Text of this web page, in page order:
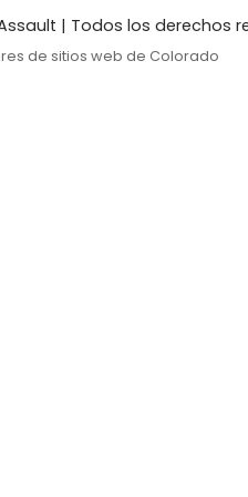
| Todos los derechos
de sitios web de Colorado